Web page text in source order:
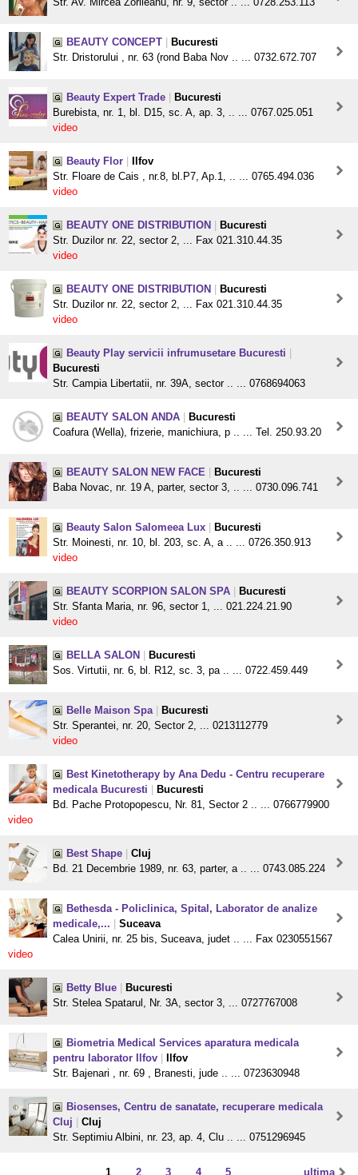
BEAUTY CONCEPT
Bucuresti
Str. Dristorului , nr. 63 (rond Baba Nov .. ... 0732.672.707
Beauty Expert Trade
Bucuresti
Burebista, nr. 1, bl. D15, sc. A, ap. 3, .. ... 0767.025.051
video
Beauty Flor
Ilfov
Str. Floare de Cais , nr.8, bl.P7, Ap.1, .. ... 0765.494.036
video
BEAUTY ONE DISTRIBUTION
Bucuresti
Str. Duzilor nr. 22, sector 2, ... Fax 021.310.44.35
video
BEAUTY ONE DISTRIBUTION
Bucuresti
Str. Duzilor nr. 22, sector 2, ... Fax 021.310.44.35
video
Beauty Play servicii infrumusetare Bucuresti
Bucuresti
Str. Campia Libertatii, nr. 39A, sector .. ... 0768694063
BEAUTY SALON ANDA
Bucuresti
Coafura (Wella), frizerie, manichiura, p .. ... Tel. 250.93.20
BEAUTY SALON NEW FACE
Bucuresti
Baba Novac, nr. 19 A, parter, sector 3, .. ... 0730.096.741
Beauty Salon Salomeea Lux
Bucuresti
Str. Moinesti, nr. 10, bl. 203, sc. A, a .. ... 0726.350.913
video
BEAUTY SCORPION SALON SPA
Bucuresti
Str. Sfanta Maria, nr. 96, sector 1, ... 021.224.21.90
video
BELLA SALON
Bucuresti
Sos. Virtutii, nr. 6, bl. R12, sc. 3, pa .. ... 0722.459.449
Belle Maison Spa
Bucuresti
Str. Sperantei, nr. 20, Sector 2, ... 0213112779
video
Best Kinetotherapy by Ana Dedu - Centru recuperare
medicala Bucuresti
Bucuresti
Bd. Pache Protopopescu, Nr. 81, Sector 2 .. ... 0766779900
video
Best Shape
Cluj
Bd. 21 Decembrie 1989, nr. 63, parter, a .. ... 0743.085.224
Bethesda - Policlinica, Spital, Laborator de analize
medicale,...
Suceava
Calea Unirii, nr. 25 bis, Suceava, judet .. ... Fax 0230551567
video
Betty Blue
Bucuresti
Str. Stelea Spatarul, Nr. 3A, sector 3, ... 0727767008
Biometria Medical Services aparatura medicala
pentru laborator Ilfov
Ilfov
Str. Bajenari , nr. 69 , Branesti, jude .. ... 0723630948
Biosenses, Centru de sanatate, recuperare medicala
Cluj
Cluj
Str. Septimiu Albini, nr. 23, ap. 4, Clu .. ... 0751296945
ultima
1 2 3 4 5